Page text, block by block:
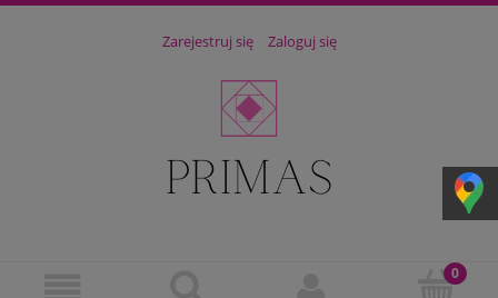
Zarejestruj się Zaloguj się